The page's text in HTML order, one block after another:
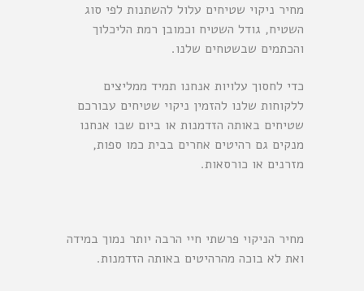
מחיר ניקוי שטיחים עלול להשתנות לפי סוג
השטיח, גודל השטיח וכמובן רמת הליכלוך
והכתמים שבשטחים שלנו.
כדי לחסוך עלויות אנחנו תמיד ממליצים
ללקוחות שלנו להזמין ניקוי שטיחים עבורכם
שטיחים באותה הזדמנות או ביום שבו אנחנו
מנקים גם רהיטים אחרים בבית כמו ספות,
מזרנים או כורסאות.
מחיר הניקוי פרשתי חיי הרבה יותר נמוך במידה
ואת לא בוכה מהרהיטים באותה הזדמנות.